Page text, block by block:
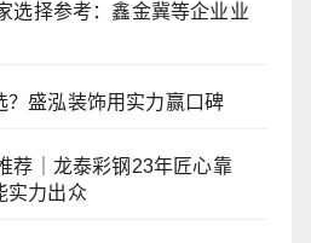
选择参考：鑫金冀等企业业
？盛泓装饰用实力赢口碑
荐｜龙泰彩钢23年匠心靠
实力出众